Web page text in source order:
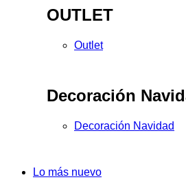
OUTLET
Outlet
Decoración
Decoración Navidad
Lo más nuevo